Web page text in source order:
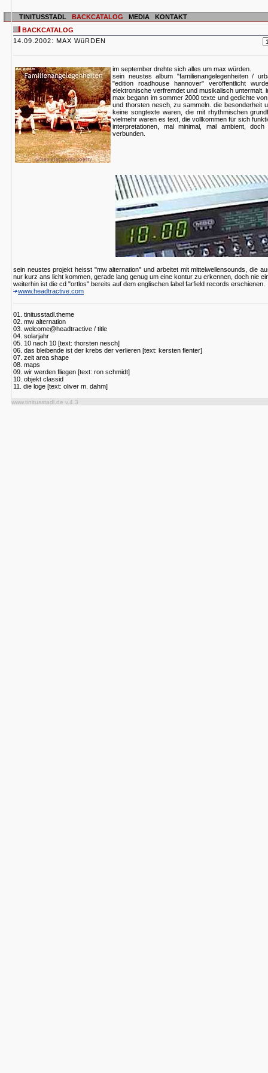
TINITUSSTADL BACKCATALOG MEDIA
KONTAKT
BACKCATALOG
14.09.2002: MAX WüRDEN
im september drehte sich alles um max würden.
sein neustes album "familienangelegenheiten /
"edition roadhouse hannover" veröffentlicht
elektronische verfremdet und musikalisch untermalt.
max begann im sommer 2000 texte und gedichte
und thorsten nesch, zu sammeln. die besonderheit
keine songtexte waren, die mit rhythmischen
vielmehr waren es text, die vollkommen für sich
interpretationen, mal minimal, mal ambient,
verbunden.
sein neustes projekt heisst "mw alternation" und arbeitet mit mittelwellensounds, die
nur kurz ans licht kommen, gerade lang genug um eine kontur zu erkennen, doch nie
weiterhin ist die cd "ortlos" bereits auf dem englischen label farfield records erschienen.
www.headtractive.com
01. tinitusstadl.theme
02. mw alternation
03. welcome@headtractive / title
04. solarjahr
05. 10 nach 10 [text: thorsten nesch]
06. das bleibende ist der krebs der verlieren [text: kersten flenter]
07. zeit area shape
08. maps
09. wir werden fliegen [text: ron schmidt]
10. objekt classid
11. die loge [text: oliver m. dahm]
www.tinitusstadl.de v.4.3